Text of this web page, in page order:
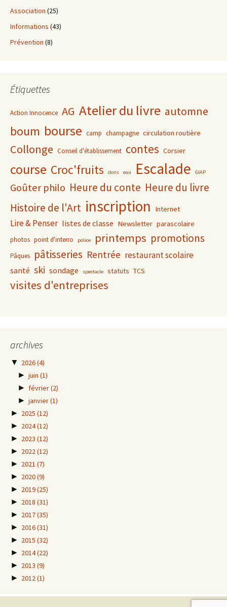
Association (25)
Informations (43)
Prévention (8)
Étiquettes
Action Innocence AG Atelier du livre automne
boum bourse camp champagne circulation routière
Collonge Conseil d'établissement contes Corsier
course Croc'fruits dons eau Escalade GIAP
Goûter philo Heure du conte Heure du livre
Histoire de l'Art inscription Internet
Lire & Penser listes de classe Newsletter parascolaire
photos point d'interro police printemps promotions
Pâques pâtisseries Rentrée restaurant scolaire
santé ski sondage spectacle statuts TCS
visites d'entreprises
archives
▼ 2026(4)
► juin (1)
► février(2)
► janvier(1)
► 2025 (12)
► 2024(12)
► 2023 (12)
► 2022(12)
► 2021 (7)
► 2020(9)
► 2019(25)
► 2018 (31)
► 2017(35)
► 2016(31)
► 2015 (32)
► 2014(22)
► 2013 (9)
► 2012(1)